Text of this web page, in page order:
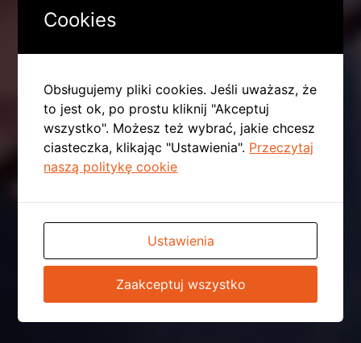
Cookies
Obsługujemy pliki cookies. Jeśli uważasz, że
to jest ok, po prostu kliknij "Akceptuj
wszystko". Możesz też wybrać, jakie chcesz
ciasteczka, klikając "Ustawienia". Przeczytaj
naszą politykę cookie
Ustawienia
Zaakceptuj wszystko